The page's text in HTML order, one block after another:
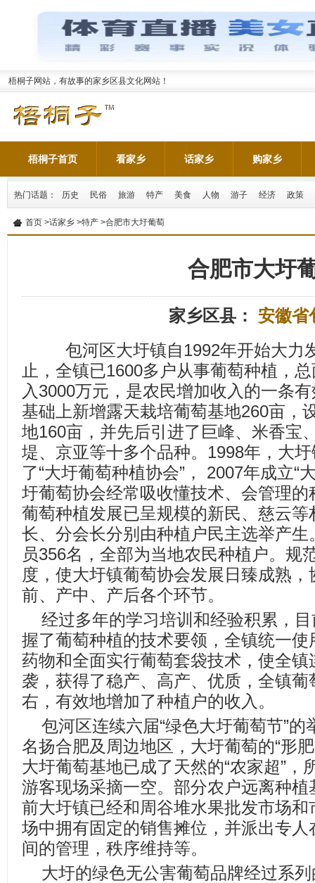
梧桐子网站，有故事的家乡区县文化网站！
梧桐子首页 看家乡 话家乡 购家乡
热门话题： 历史 民俗 旅游 特产 美食 人物 游子 经济 政策
首页 >话家乡 >特产 >合肥市大圩葡萄
合肥市大圩
家乡区县： 安徽省
包河区大圩镇自1992年开始大力
止，全镇已1600多户从事葡萄种植，
入3000万元，是农民增加收入的一条
基础上新增露天栽培葡萄基地260亩，
地160亩，并先后引进了巨峰、米香宝
堤、京亚等十多个品种。1998年，大
了“大圩葡萄种植协会”， 2007年成立“
圩葡萄协会经常吸收懂技术、会管理
葡萄种植发展已呈规模的新民、慈云等
长、分会长分别由种植户民主选举产
员356名，全部为当地农民种植户。规
度，使大圩镇葡萄协会发展日臻成熟
前、产中、产后各个环节。
经过多年的学习培训和经验积累，
握了葡萄种植的技术要领，全镇统一
药物和全面实行葡萄套袋技术，使全
袭，获得了稳产、高产、优质，全镇
右，有效地增加了种植户的收入。
包河区连续六届“绿色大圩葡萄节”的
名扬合肥及周边地区，大圩葡萄的“形
大圩葡萄基地已成了天然的“农家超”，
游客现场采摘一空。部分农户远离种
前大圩镇已经和周谷堆水果批发市场
场中拥有固定的销售摊位，并派出专
间的管理，秩序维持等。
大圩的绿色无公害葡萄品牌经过系